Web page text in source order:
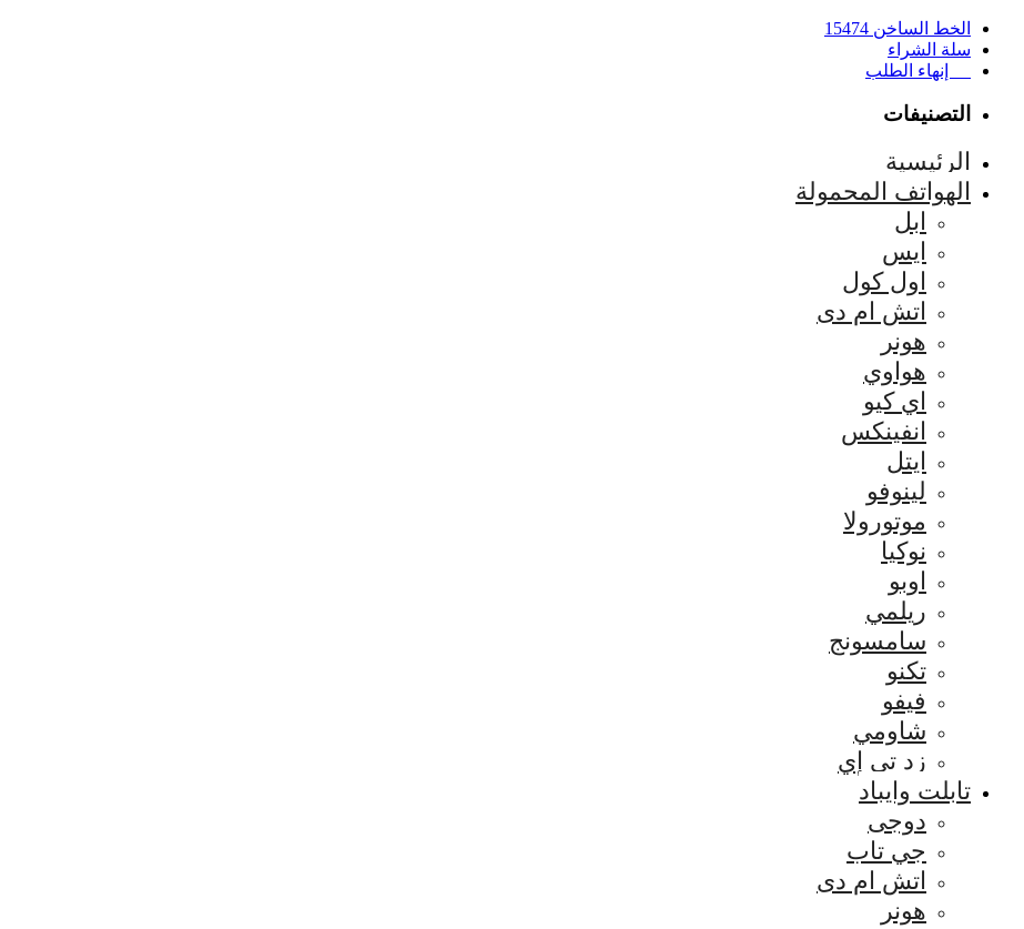
الخط الساخن 15474
سلة الشراء
إنهاء الطلب
التصنيفات
الرئيسية
الهواتف المحمولة
ابل
ايس
اول كول
اتش ام دى
هونر
هواوي
اي كيو
انفينكس
ايتل
لينوفو
موتورولا
نوكيا
اوبو
ريلمي
سامسونج
تكنو
فيفو
شاومي
زد تي إي
تابلت وايباد
دوجى
جي تاب
اتش ام دى
هونر